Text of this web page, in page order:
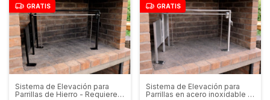
GRATIS
Sistema de Elevación para
Parrillas de Hierro - Requiere
GRATIS
Sistema de Elevación para
Parrillas en acero inoxidable -